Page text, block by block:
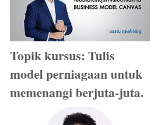
Topik kursus: Tulis
model perniagaan untuk
memenangi berjuta-juta.